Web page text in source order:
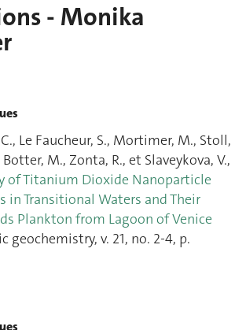
- Monika
Le Faucheur, S., Mortimer, M., Stoll,
Botter, M., Zonta, R., et Slaveykova, V.,
of Titanium Dioxide Nanoparticle
in Transitional Waters and Their
Plankton from Lagoon of Venice
geochemistry, v. 21, no. 2-4, p.